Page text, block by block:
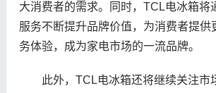
大消费者的需求。同时，TCL电冰箱将
服务不断提升品牌价值，为消费者提供
务体验，成为家电市场的一流品牌。
此外，TCL电冰箱还将继续关注市